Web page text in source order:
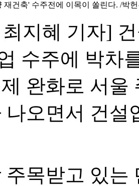
재건축' 수주전에 이목이 쏠린다. /박
지혜 기자]
수주에 박차
완화로 서울
나오면서 건설
주목받고 있는